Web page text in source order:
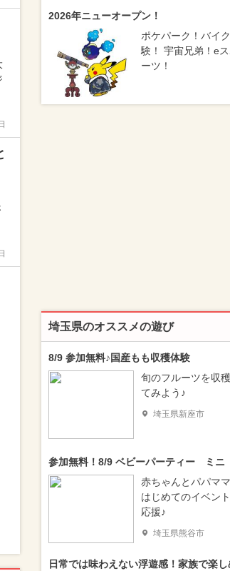
2026年ニューオープン！
ポケパーク！バイ
験！ 宇宙兄弟！e
ーツ！
埼玉県のオススメの遊び
8/9 参加無料♪国産もも収穫体験
旬のフルーツを収
てみよう♪
埼玉県新座市
参加無料！8/9 ベビーパーティー ミニ
赤ちゃんとパパマ
はじめてのイベン
応援♪
埼玉県熊谷市
日常では味わえない浮遊感！家族で楽し